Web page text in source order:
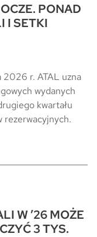
PONAD
I SETKI
2026 r. ATAL uzna
wydanych
kwartału
rezerwacyjnych.
W ’26 MOŻE
3 TYS.